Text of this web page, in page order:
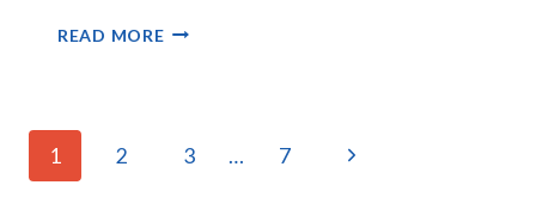
READ MORESTACHELIG,
PAGE
NAVIGATION
1 2 3 … 7
Next